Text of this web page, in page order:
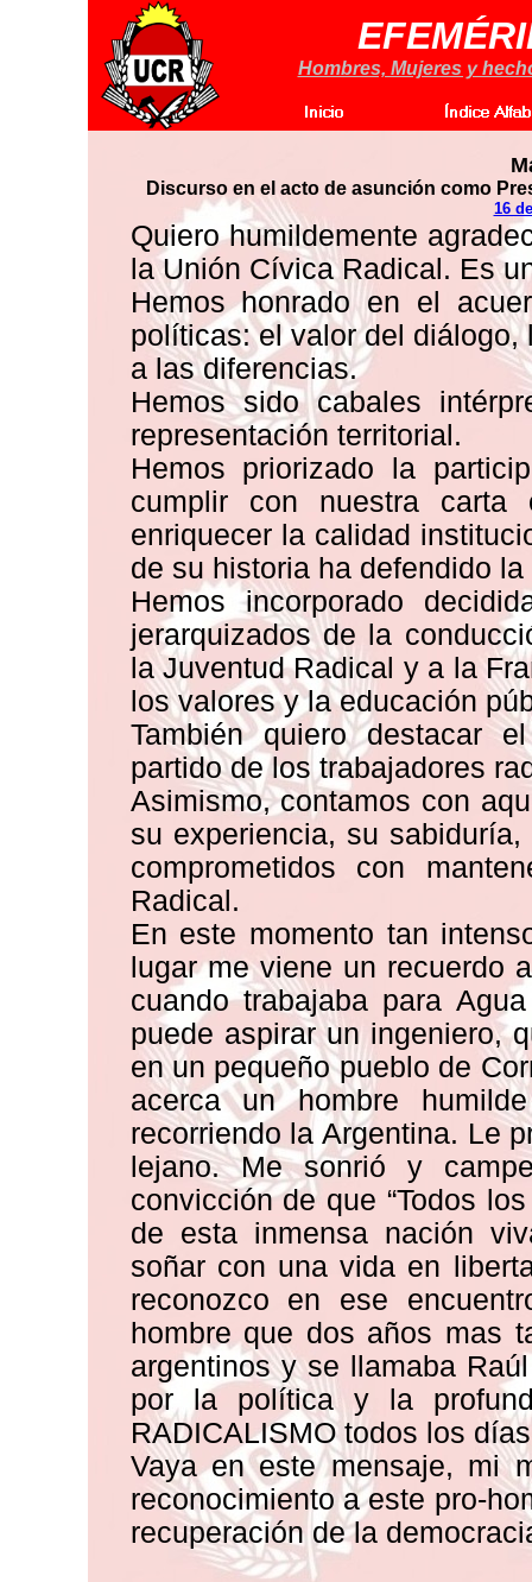
Hombres, Mujeres y
Discurso en el acto de asunción como
16
Quiero humildemente
la Unión Cívica Radical. Es
Hemos honrado en el
políticas: el valor del
a las diferencias.
Hemos sido cabales
representación territorial.
Hemos priorizado la
cumplir con nuestra carta
enriquecer la calidad
de su historia ha defendido
Hemos incorporado
jerarquizados de la
la Juventud Radical y a la
los valores y la educación
También quiero destacar
partido de los trabajadores
Asimismo, contamos con
su experiencia, su
comprometidos con
Radical.
En este momento tan
lugar me viene un recuerdo
cuando trabajaba para
puede aspirar un ingeniero,
en un pequeño pueblo de
acerca un hombre
recorriendo la Argentina. Le
lejano. Me sonrió y
convicción de que “Todos
de esta inmensa nación
soñar con una vida en
reconozco en ese
hombre que dos años mas
argentinos y se llamaba
por la política y la
RADICALISMO todos los
Vaya en este mensaje, mi
reconocimiento a este pro-
recuperación de la